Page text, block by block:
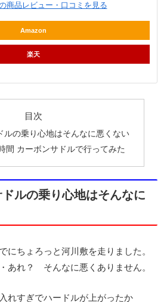
商品レビュー・口コミを見る
Amazon
楽天
目次
ルの乗り心地はそんなに悪くない
間 カーボンサドルで行ってみた
ルの乗り心地はそんなに
にちょろっと河川敷を走りました。
あれ？ そんなに悪くありません。
れすぎでハードルが上がったか